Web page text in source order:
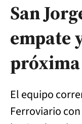
San
empate
El equipo
Ferroviario